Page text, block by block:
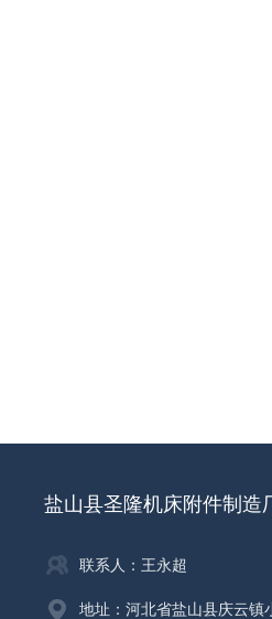
盐山县圣隆机床附件制造
联系人：王永超
地址：河北省盐山县庆云镇